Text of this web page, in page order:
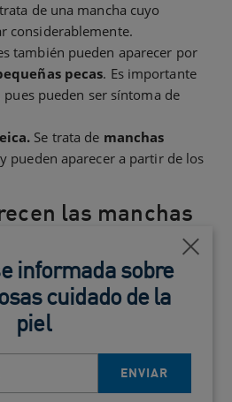
de una mancha cuyo
considerablemente.
también pueden aparecer por
pecas. Es importante
pueden ser síntoma de
Se trata de manchas
pueden aparecer a partir de los
las manchas
por exposición prolongada
de la aparición de las
el sol
juega un papel clave
deléntigos solares y
hormonas
Cerca
informada sobre
cuidado de la
piel
ENVIAR